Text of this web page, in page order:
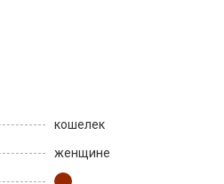
кошелек
женщине